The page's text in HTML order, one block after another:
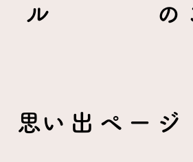
ル
の
​思い出ページ